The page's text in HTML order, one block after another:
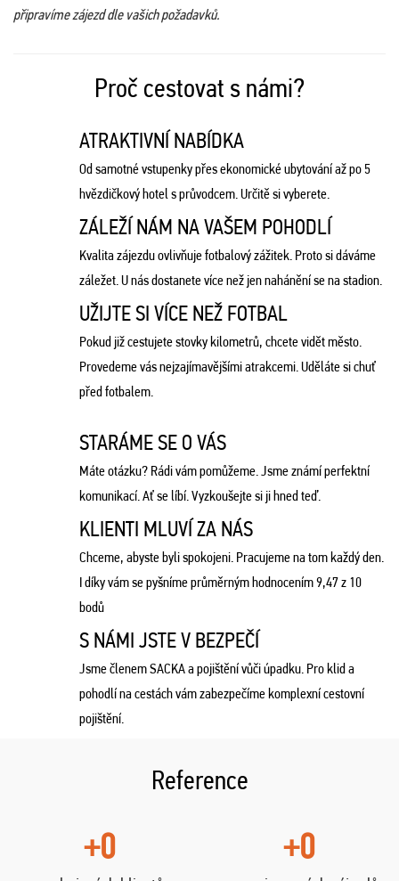
připravíme zájezd dle vašich požadavků.
Proč cestovat s námi?
ATRAKTIVNÍ NABÍDKA
Od samotné vstupenky přes ekonomické ubytování až po 5
hvězdičkový hotel s průvodcem. Určitě si vyberete.
ZÁLEŽÍ NÁM NA VAŠEM POHODLÍ
Kvalita zájezdu ovlivňuje fotbalový zážitek. Proto si dáváme
záležet. U nás dostanete více než jen nahánění se na stadion.
UŽIJTE SI VÍCE NEŽ FOTBAL
Pokud již cestujete stovky kilometrů, chcete vidět město.
Provedeme vás nejzajímavějšími atrakcemi. Uděláte si chuť
před fotbalem.
STARÁME SE O VÁS
Máte otázku? Rádi vám pomůžeme. Jsme známí perfektní
komunikací. Ať se líbí. Vyzkoušejte si ji hned teď.
KLIENTI MLUVÍ ZA NÁS
Chceme, abyste byli spokojeni. Pracujeme na tom každý den.
I díky vám se pyšníme průměrným hodnocením 9,47 z 10
bodů
S NÁMI JSTE V BEZPEČÍ
Jsme členem SACKA a pojištění vůči úpadku. Pro klid a
pohodlí na cestách vám zabezpečíme komplexní cestovní
pojištění.
Reference
+0 +0